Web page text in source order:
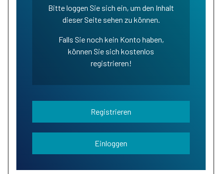
Bitte loggen Sie sich ein, um den Inhalt
dieser Seite sehen zu können.
Falls Sie noch kein Konto haben,
können Sie sich kostenlos
registrieren!
Registrieren
Einloggen